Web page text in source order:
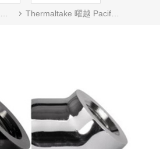
Thermaltake 曜越 Pacific G1/4 45度轉角度接頭 黑色 銀色